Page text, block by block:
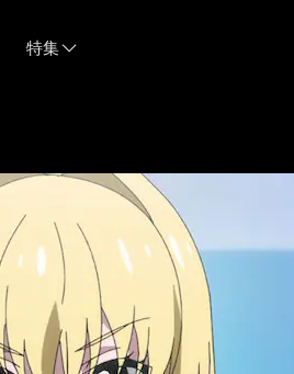
特集
06/03
『
05/21
05/14